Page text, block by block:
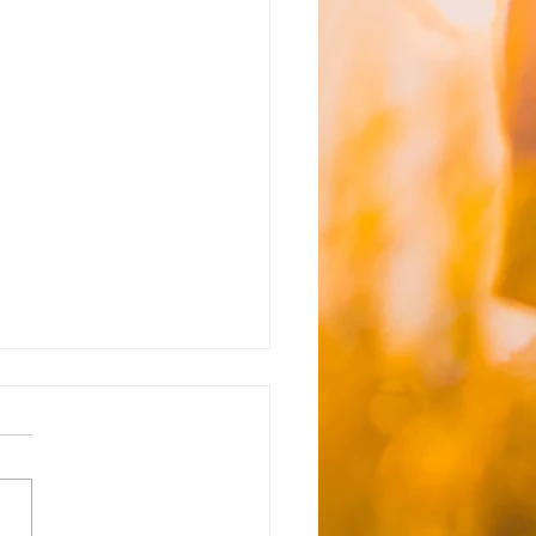
のお知らせ☆(変更有)